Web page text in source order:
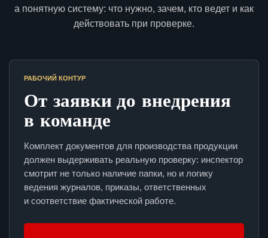
а понятную систему: что нужно, зачем, кто ведет и как
действовать при проверке.
РАБОЧИЙ КОНТУР
От заявки до внедрения
в команде
Комплект документов для производства продукции
должен выдерживать реальную проверку: инспектор
смотрит не только наличие папки, но и логику
ведения журналов, приказы, ответственных
и соответствие фактической работе.